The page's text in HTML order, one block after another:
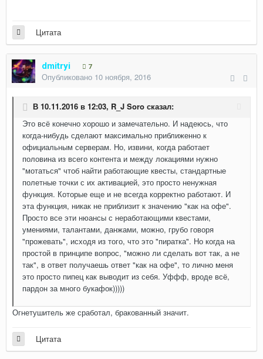
Цитата
dmitryi 7
Опубликовано 10 ноября, 2016
В 10.11.2016 в 12:03, R_J Soro сказал:
Это всё конечно хорошо и замечательно. И надеюсь, что
когда-нибудь сделают максимально приближенно к
официальным серверам. Но, извини, когда работает
половина из всего контента и между локациями нужно
"мотаться" чтоб найти работающие квесты, стандартные
полетные точки с их активацией, это просто ненужная
функция. Которые еще и не всегда корректно работают. И
эта функция, никак не приблизит к значению "как на офе".
Просто все эти нюансы с неработающими квестами,
умениями, талантами, данжами, можно, грубо говоря
"прожевать", исходя из того, что это "пиратка". Но когда на
простой в принципе вопрос, "можно ли сделать вот так, а не
так", в ответ получаешь ответ "как на офе", то лично меня
это просто пипец как выводит из себя. Уффф, вроде всё,
пардон за много букафок)))))
Огнетушитель же сработал, бракованный значит.
Цитата